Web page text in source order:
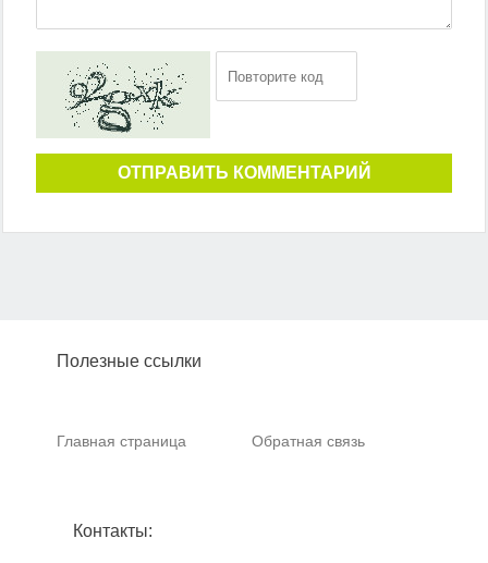
ОТПРАВИТЬ КОММЕНТАРИЙ
Полезные ссылки
Главная страница Обратная связь
Контакты: